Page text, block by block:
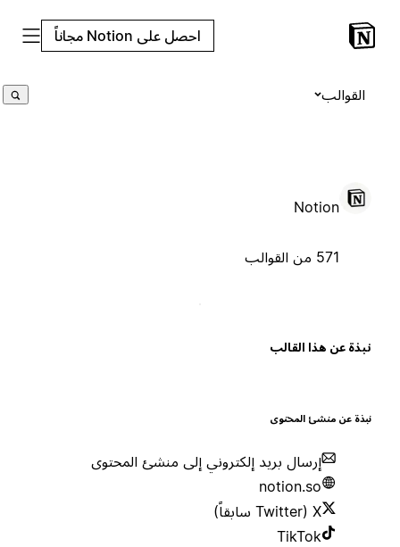
احصل على Notion مجاناً
القوالب
Notion
عن هذا القالب
عن منشئ المحتوى
إرسال بريد إلكتروني إلى منشئ المحتوى
notion.so
TikTok